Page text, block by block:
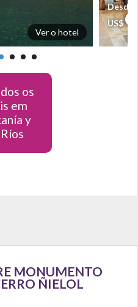
Ver o hotel
Desde
US$
os
em
y
MONUMENTO
ÑIELOL